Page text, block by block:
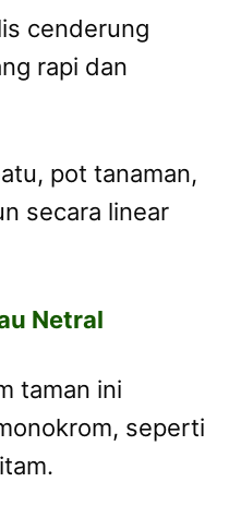
cenderung
rapi dan
pot tanaman,
secara linear
Netral
taman ini
seperti